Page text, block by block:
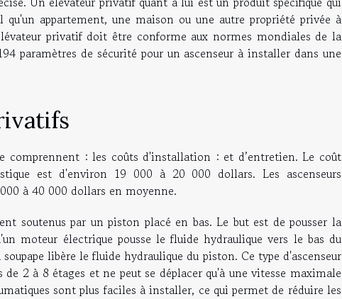
qu'un appartement, une maison ou une autre propriété privée à
privatif doit être conforme aux normes mondiales de la
paramètres de sécurité pour un ascenseur à installer dans une
comprennent : les coûts d'installation : et d’entretien. Le coût
est d'environ 19 000 à 20 000 dollars. Les ascenseurs
à 40 000 dollars en moyenne.
soutenus par un piston placé en bas. Le but est de pousser la
moteur électrique pousse le fluide hydraulique vers le bas du
libère le fluide hydraulique du piston. Ce type d'ascenseur
2 à 8 étages et ne peut se déplacer qu'à une vitesse maximale
sont plus faciles à installer, ce qui permet de réduire les